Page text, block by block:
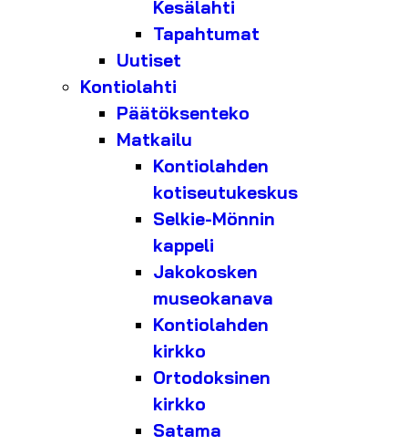
Kesälahti
Tapahtumat
Uutiset
Kontiolahti
Päätöksenteko
Matkailu
Kontiolahden
kotiseutukeskus
Selkie-Mönnin
kappeli
Jakokosken
museokanava
Kontiolahden
kirkko
Ortodoksinen
kirkko
Satama